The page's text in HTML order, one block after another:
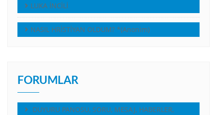
LUKA İNCİLİ
NASIL HRİSTİYAN OLDUM? *(Anonim)
FORUMLAR
DUYURU PANOSU, SORU, MESAJ, HABERLER,